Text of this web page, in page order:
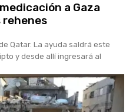
a Gaza
rehenes
Qatar. La ayuda saldrá este
y desde allí ingresará al